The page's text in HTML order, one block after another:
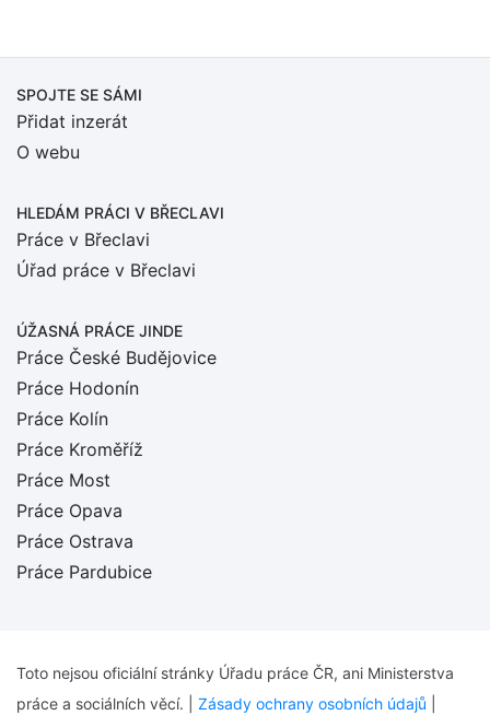
SPOJTE SE SÁMI
Přidat inzerát
O webu
HLEDÁM PRÁCI V BŘECLAVI
Práce v Břeclavi
Úřad práce v Břeclavi
ÚŽASNÁ PRÁCE JINDE
Práce České Budějovice
Práce Hodonín
Práce Kolín
Práce Kroměříž
Práce Most
Práce Opava
Práce Ostrava
Práce Pardubice
Toto nejsou oficiální stránky Úřadu práce ČR, ani Ministerstva
práce a sociálních věcí. | Zásady ochrany osobních údajů